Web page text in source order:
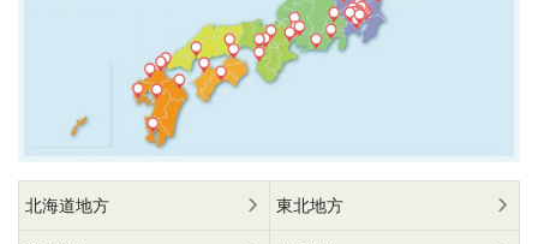
北海道地方 東北地方